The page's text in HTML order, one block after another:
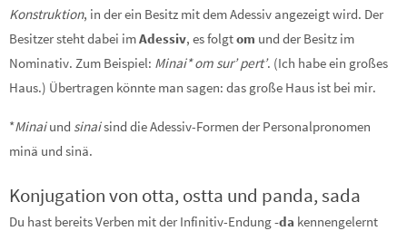
Konstruktion, in der ein Besitz mit dem Adessiv angezeigt wird. Der
Besitzer steht dabei imAdessiv, es folgtom und der Besitz im
Nominativ. Zum Beispiel: Minai* om sur’ pert’. (Ich habe ein großes
Haus.) Übertragen könnte man sagen: das große Haus ist bei mir.
*Minaiund sinaisind die Adessiv-Formen der Personalpronomen
minä und sinä.
Konjugation von otta, ostta und panda, sada
Du hast bereits Verben mit der Infinitiv-Endung-da kennengelernt